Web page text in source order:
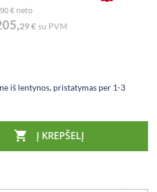
€ neto
29 € su PVM
iš lentynos, pristatymas per 1-3
 Į KREPŠELĮ